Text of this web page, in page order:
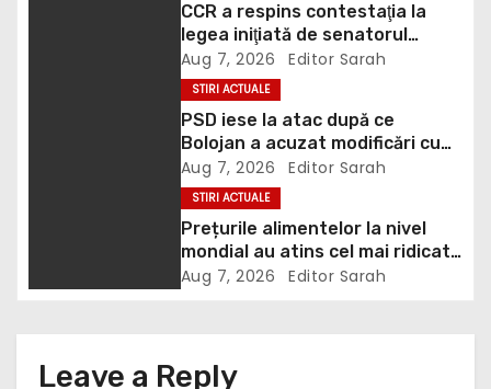
CCR a respins contestaţia la
legea iniţiată de senatorul
Zamfir de la PSD, care permite
reluarea construcţiei
hidrocentralelor din zonele
protejate
Aug 7, 2026 Editor Sarah
STIRI ACTUALE
PSD iese la atac după ce
Bolojan a acuzat modificări cu
țintă politică la Legea ANI: O
minciună grosolană prin care
încearcă să acopere culpa PNL-
USR
Aug 7, 2026 Editor Sarah
STIRI ACTUALE
Prețurile alimentelor la nivel
mondial au atins cel mai ridicat
nivel din ultimii peste trei ani. În
războiul din Ucraina va perturba
Aug 7, 2026 Editor Sarah
Leave a Reply